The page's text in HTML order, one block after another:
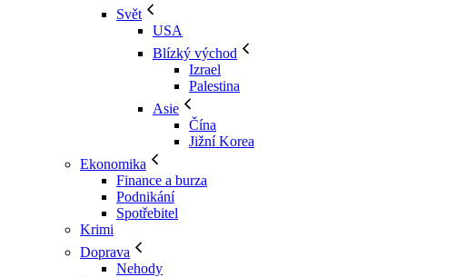
Svět
USA
Blízký východ
Izrael
Palestina
Asie
Čína
Jižní Korea
Ekonomika
Finance a burza
Podnikání
Spotřebitel
Krimi
Doprava
Nehody